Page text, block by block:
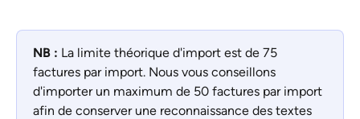
NB : La limite théorique d'import est de 75
factures par import. Nous vous conseillons
d'importer un maximum de 50 factures par import
afin de conserver une reconnaissance des textes